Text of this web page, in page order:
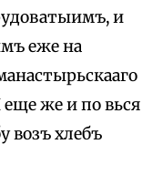
и
еже на
же и по вься
возъ хлебъ